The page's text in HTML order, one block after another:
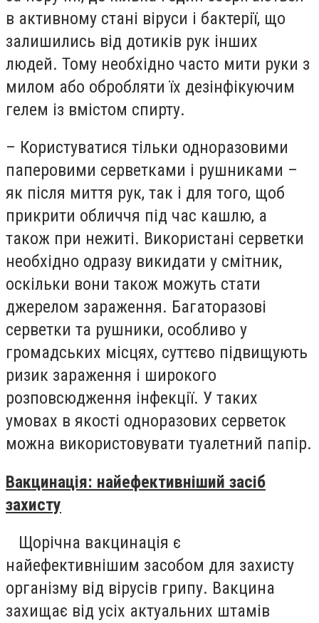
в активному стані віруси і бактерії, що
залишились від дотиків рук інших
людей. Тому необхідно часто мити руки з
милом або обробляти їх дезінфікуючим
гелем із вмістом спирту.
– Користуватися тільки одноразовими
паперовими серветками і рушниками –
як після миття рук, так і для того, щоб
прикрити обличчя під час кашлю, а
також при нежиті. Використані серветки
необхідно одразу викидати у смітник,
оскільки вони також можуть стати
джерелом зараження. Багаторазові
серветки та рушники, особливо у
громадських місцях, суттєво підвищують
ризик зараження і широкого
розповсюдження інфекції. У таких
умовах в якості одноразових серветок
можна використовувати туалетний папір.
Вакцинація: найефективніший засіб
захисту
Щорічна вакцинація є
найефективнішим засобом для захисту
організму від вірусів грипу. Вакцина
захищає від усіх актуальних штамів